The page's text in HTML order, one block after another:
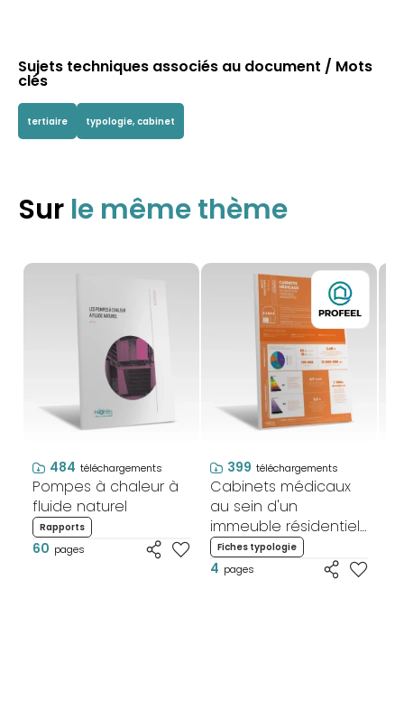
Sujets techniques associés au document / Mots
clés
tertiaire typologie, cabinet
Sur le même thème
484 téléchargements
Pompes à chaleur à
fluide naturel
Rapports
60 pages
399 téléchargements
Cabinets médicaux
au sein d'un
immeuble résidentiel
- FICHE TYPOLOGIE TE-
SA-2
Fiches typologie
4 pages